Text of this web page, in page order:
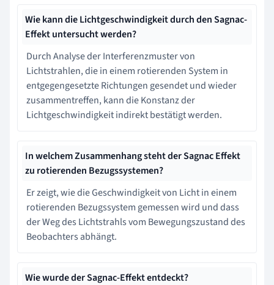
Wie kann die Lichtgeschwindigkeit durch den Sagnac-
Effekt untersucht werden?
Durch Analyse der Interferenzmuster von
Lichtstrahlen, die in einem rotierenden System in
entgegengesetzte Richtungen gesendet und wieder
zusammentreffen, kann die Konstanz der
Lichtgeschwindigkeit indirekt bestätigt werden.
In welchem Zusammenhang steht der Sagnac Effekt
zu rotierenden Bezugssystemen?
Er zeigt, wie die Geschwindigkeit von Licht in einem
rotierenden Bezugssystem gemessen wird und dass
der Weg des Lichtstrahls vom Bewegungszustand des
Beobachters abhängt.
Wie wurde der Sagnac-Effekt entdeckt?